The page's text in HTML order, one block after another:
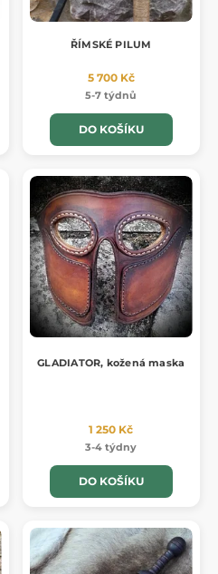
ŘÍMSKÉ PILUM
5 700 Kč
5-7 týdnů
DO KOŠÍKU
GLADIATOR, kožená maska
1 250 Kč
3-4 týdny
DO KOŠÍKU